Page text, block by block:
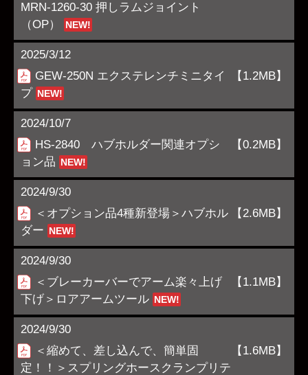
MRN-1260-30 押しラムジョイント
（OP）
NEW!
2025/3/12
GEW-250N エクステレンチミニタイ
プ NEW!
【1.2MB】
2024/10/7
HS-2840 ハブホルダー関連オプシ
ョン品 NEW!
【0.2MB】
2024/9/30
＜オプション品4種新登場＞ハブホル
ダー NEW!
【2.6MB】
2024/9/30
＜ブレーカーバーでアーム楽々上げ
下げ＞ロアアームツール NEW!
【1.1MB】
2024/9/30
＜縮めて、差し込んで、簡単固
定！！＞スプリングホースクランプリテ
【1.6MB】